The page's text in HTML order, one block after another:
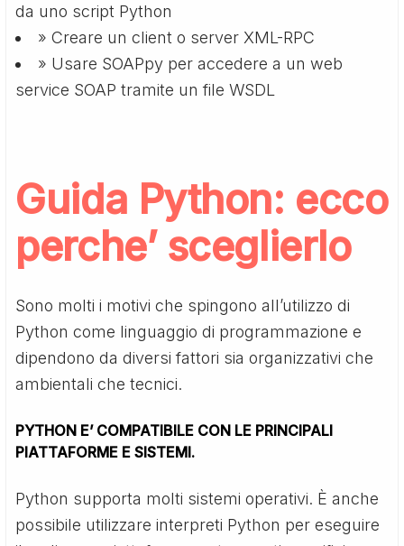
da uno script Python
» Creare un client o server XML-RPC
» Usare SOAPpy per accedere a un web
service SOAP tramite un file WSDL
Guida Python: ecco
perche’ sceglierlo
Sono molti i motivi che spingono all’utilizzo di
Python come linguaggio di programmazione e
dipendono da diversi fattori sia organizzativi che
ambientali che tecnici.
PYTHON E’ COMPATIBILE CON LE PRINCIPALI
PIATTAFORME E SISTEMI.
Python supporta molti sistemi operativi. È anche
possibile utilizzare interpreti Python per eseguire